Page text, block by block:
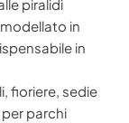
piralidi
in
in
fioriere, sedie
parchi